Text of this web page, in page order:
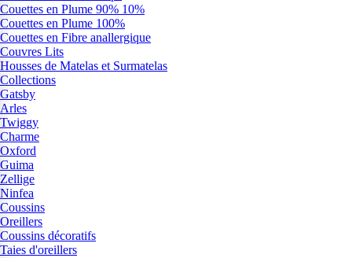
Couettes en Plume 90% 10%
Couettes en Plume 100%
Couettes en Fibre anallergique
Couvres Lits
Housses de Matelas et Surmatelas
Collections
Gatsby
Arles
Twiggy
Charme
Oxford
Guima
Zellige
Ninfea
Coussins
Oreillers
Coussins décoratifs
Taies d'oreillers